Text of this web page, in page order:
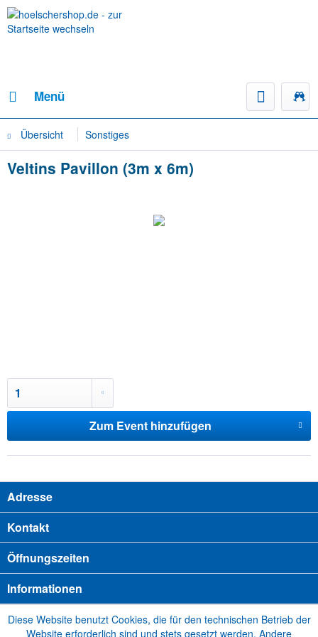
Menü
Übersicht Sonstiges
Veltins Pavillon (3m x 6m)
Zum Event hinzufügen
Adresse
Kontakt
Öffnungszeiten
Informationen
Diese Website benutzt Cookies, die für den technischen Betrieb der
Website erforderlich sind und stets gesetzt werden. Andere